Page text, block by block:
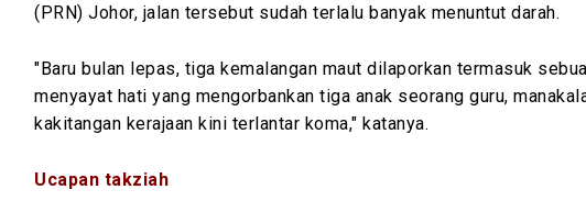
(PRN) Johor, jalan tersebut sudah terlalu banyak menuntut darah.
"Baru bulan lepas, tiga kemalangan maut dilaporkan termasuk
menyayat hati yang mengorbankan tiga anak seorang guru,
kakitangan kerajaan kini terlantar koma," katanya.
Ucapan takziah